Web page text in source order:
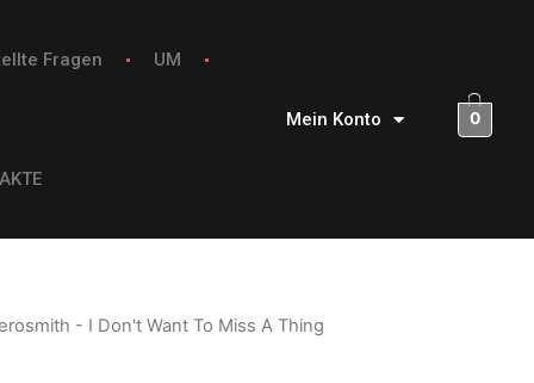
Fragen UM
Mein Konto 0
- I Don't Want To Miss A Thing